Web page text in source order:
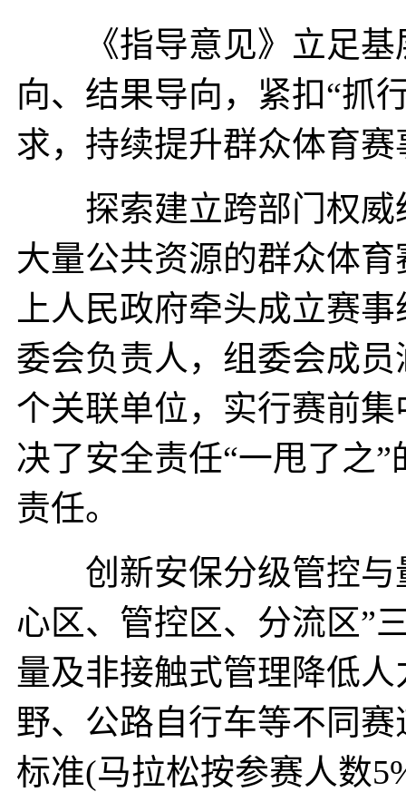
《指导意见》立足基
向、结果导向，紧扣“抓
求，持续提升群众体育
探索建立跨部门权威
大量公共资源的群众体
上人民政府牵头成立赛
委会负责人，组委会成
个关联单位，实行赛前
决了安全责任“一甩了之
责任。
创新安保分级管控与
心区、管控区、分流区”
量及非接触式管理降低
野、公路自行车等不同
标准(马拉松按参赛人数